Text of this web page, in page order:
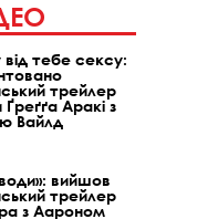
від тебе сексу:
трейлер
Аракі з
Вайлд
вийшов
трейлер
з Аароном